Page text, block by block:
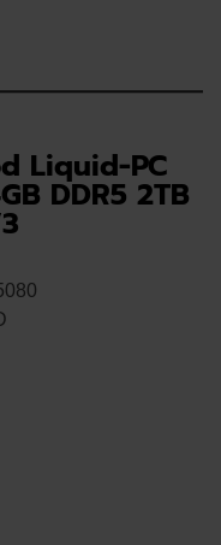
Liquid-PC
DDR5 2TB